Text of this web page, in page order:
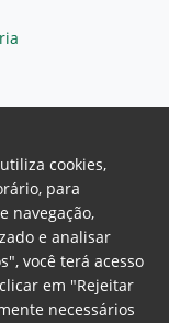
cookies,
para
navegação,
e analisar
você terá acesso
em "Rejeitar
necessários